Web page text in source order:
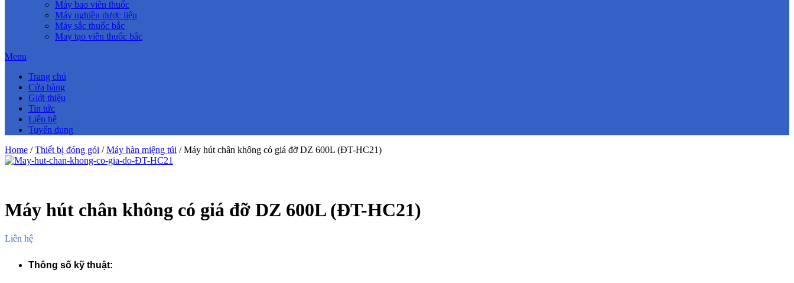
Máy bao viên thuốc
Máy nghiền dược liệu
Máy sắc thuốc bắc
May tạo viên thuốc bắc
Menu
Trang chủ
Cửa hàng
Giới thiệu
Tin tức
Liên hệ
Tuyển dụng
Home /Thiết bị đóng gói /Máy hàn miệng túi / Máy hút chân không có giá đỡ DZ 600L (ĐT-HC21)
Máy hút chân không có giá đỡ DZ 600L (ĐT-HC21)
Liên hệ
Thông số kỹ thuật: